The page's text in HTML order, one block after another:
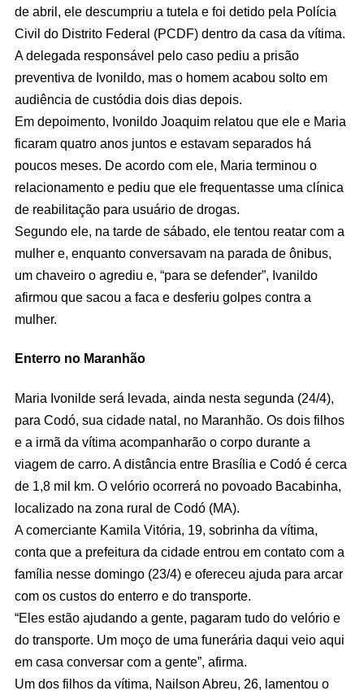
de abril, ele descumpriu a tutela e foi detido pela Polícia
Civil do Distrito Federal (PCDF) dentro da casa da vítima.
A delegada responsável pelo caso pediu a prisão
preventiva de Ivonildo, mas o homem acabou solto em
audiência de custódia dois dias depois.
Em depoimento, Ivonildo Joaquim relatou que ele e Maria
ficaram quatro anos juntos e estavam separados há
poucos meses. De acordo com ele, Maria terminou o
relacionamento e pediu que ele frequentasse uma clínica
de reabilitação para usuário de drogas.
Segundo ele, na tarde de sábado, ele tentou reatar com a
mulher e, enquanto conversavam na parada de ônibus,
um chaveiro o agrediu e, “para se defender”, Ivanildo
afirmou que sacou a faca e desferiu golpes contra a
mulher.
Enterro no Maranhão
Maria Ivonilde será levada, ainda nesta segunda (24/4),
para Codó, sua cidade natal, no Maranhão. Os dois filhos
e a irmã da vítima acompanharão o corpo durante a
viagem de carro. A distância entre Brasília e Codó é cerca
de 1,8 mil km. O velório ocorrerá no povoado Bacabinha,
localizado na zona rural de Codó (MA).
A comerciante Kamila Vitória, 19, sobrinha da vítima,
conta que a prefeitura da cidade entrou em contato com a
família nesse domingo (23/4) e ofereceu ajuda para arcar
com os custos do enterro e do transporte.
“Eles estão ajudando a gente, pagaram tudo do velório e
do transporte. Um moço de uma funerária daqui veio aqui
em casa conversar com a gente”, afirma.
Um dos filhos da vítima, Nailson Abreu, 26, lamentou o